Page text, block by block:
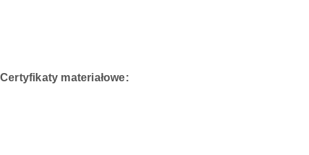
Certyfikaty materiałowe: